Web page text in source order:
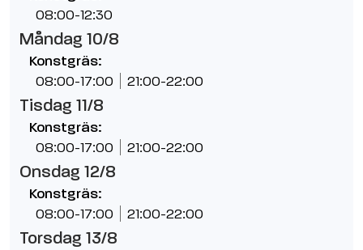
08:00-12:30
Måndag 10/8
Konstgräs:
08:00-17:00 21:00-22:00
Tisdag 11/8
Konstgräs:
08:00-17:00 21:00-22:00
Onsdag 12/8
Konstgräs:
08:00-17:00 21:00-22:00
Torsdag 13/8